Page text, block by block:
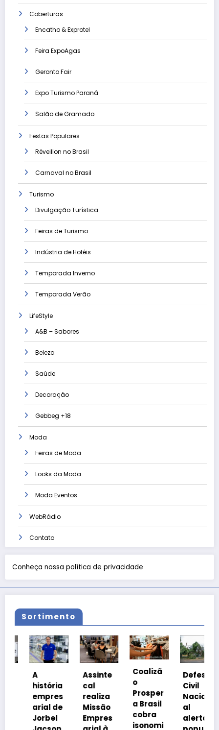
Coberturas
Encatho & Exprotel
Feira ExpoAgas
Geronto Fair
Expo Turismo Paraná
Salão de Gramado
Festas Populares
Réveillon no Brasil
Carnaval no Brasil
Turismo
Divulgação Turística
Feiras de Turismo
Indústria de Hotéis
Temporada Inverno
Temporada Verão
LifeStyle
A&B – Sabores
Beleza
Saúde
Decoração
Gebbeg +18
Moda
Feiras de Moda
Looks da Moda
Moda Eventos
WebRádio
Contato
Conheça nossa política de privacidade
Sortimento
história
empres
arial de
Jorbel
Assinte
realiza
Missão
Empres
Coalizã
Prosper
a Brasil
cobra
isonomi
Defesa
Civil
Nacion
alerta